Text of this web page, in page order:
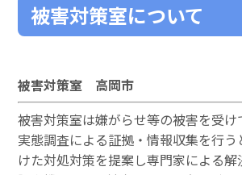
被害対策室について
被害対策室 高岡市
被害対策室は嫌がらせ等の被害を受け
実態調査による証拠・情報収集を行
けた対処対策を提案し専門家による解